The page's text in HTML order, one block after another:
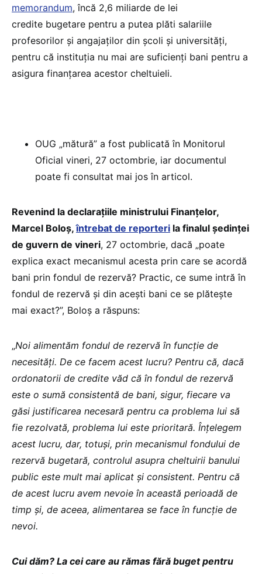
memorandum, încă 2,6 miliarde de lei
credite bugetare pentru a putea plăti salariile
profesorilor și angajaților din școli și universități,
pentru că instituția nu mai are suficienți bani pentru a
asigura finanțarea acestor cheltuieli.
OUG „mătură” a fost publicată în Monitorul
Oficial vineri, 27 octombrie, iar documentul
poate fi consultat mai jos în articol.
Revenind la declarațiile ministrului Finanțelor,
Marcel Boloș,întrebat de reporteri la finalul ședinței
de guvern de vineri, 27 octombrie, dacă „poate
explica exact mecanismul acesta prin care se acordă
bani prin fondul de rezervă? Practic, ce sume intră în
fondul de rezervă și din acești bani ce se plătește
mai exact?”, Boloș a răspuns:
„Noi alimentăm fondul de rezervă în funcție de
necesități. De ce facem acest lucru? Pentru că, dacă
ordonatorii de credite văd că în fondul de rezervă
este o sumă consistentă de bani, sigur, fiecare va
găsi justificarea necesară pentru ca problema lui să
fie rezolvată, problema lui este prioritară. Înțelegem
acest lucru, dar, totuși, prin mecanismul fondului de
rezervă bugetară, controlul asupra cheltuirii banului
public este mult mai aplicat și consistent. Pentru că
de acest lucru avem nevoie în această perioadă de
timp și, de aceea, alimentarea se face în funcție de
nevoi.
Cui dăm? La cei care au rămas fără buget pentru